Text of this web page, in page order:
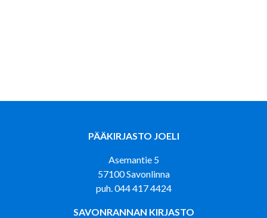
PÄÄKIRJASTO JOELI
Asemantie 5
57100 Savonlinna
puh. 044 417 4424
SAVONRANNAN KIRJASTO